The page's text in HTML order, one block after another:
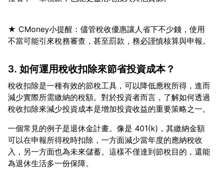
★ CMoney小提醒：儘管稅收優惠讓人省下不少錢，使用
3. 如何運用稅收扣除來節省投資成本？
稅收扣除是一種有效的節稅工具，可以降低應稅所得，進而
減少實際所需繳納的稅額。對於投資者而言，了解如何透過
一個常見的例子是退休金計畫。像是 401(k)，其繳納金額
可以在申報所得稅時扣除，一方面減少當年度的應納稅收
入，另一方面也為未來儲蓄。這樣不僅達到節稅目的，還能